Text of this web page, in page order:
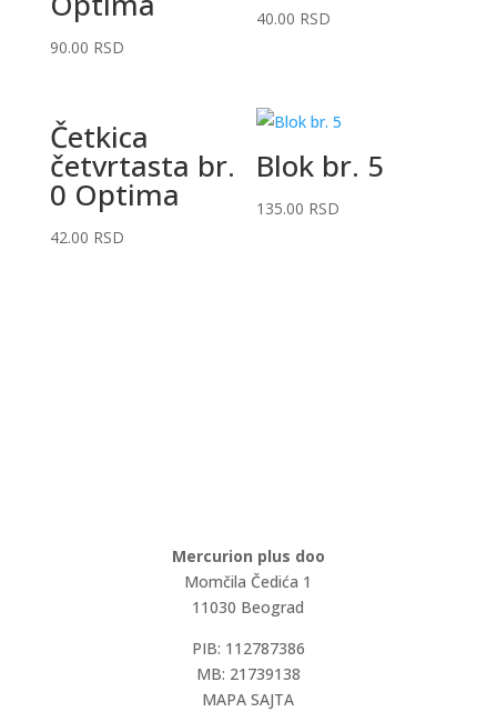
90.00 RSD
40.00 RSD
Četkica
četvrtasta br.
0 Optima
42.00 RSD
Blok br. 5
135.00 RSD
Mercurion plus doo
Momčila Čedića 1
11030 Beograd
PIB: 112787386
MB: 21739138
MAPA SAJTA